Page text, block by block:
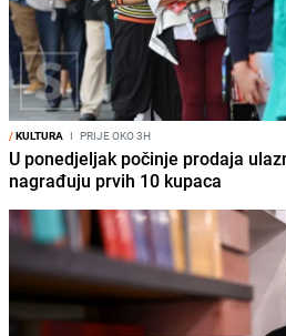
/KULTURA I PRIJE OKO 3H
U ponedjeljak počinje prodaja
nagrađuju prvih 10 kupaca